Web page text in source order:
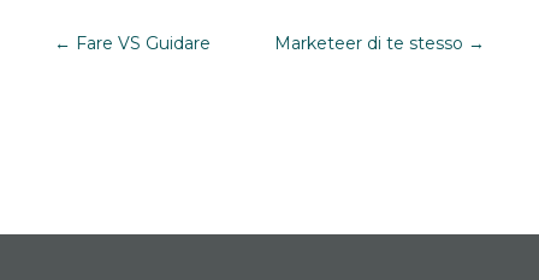
← Fare VS Guidare Marketeer di te stesso →